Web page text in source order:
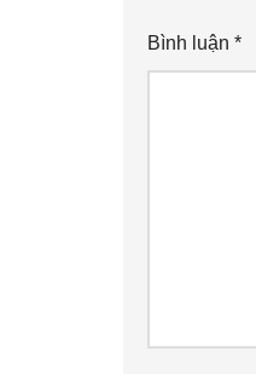
Bình luận *